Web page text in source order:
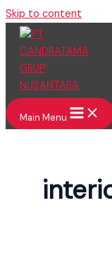
Skip to content
Main Menu